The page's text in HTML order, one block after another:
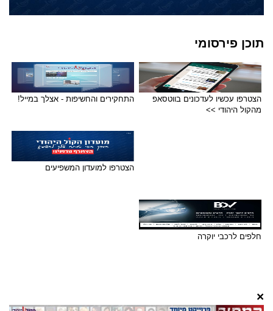
תוכן פירסומי
הצטרפו עכשיו לעדכונים בווטסאפ
מהקול היהודי >>
התחקירים והחשיפות - אצלך במייל!
הצטרפו למועדון המשפיעים
חלפים לרכבי יוקרה
×